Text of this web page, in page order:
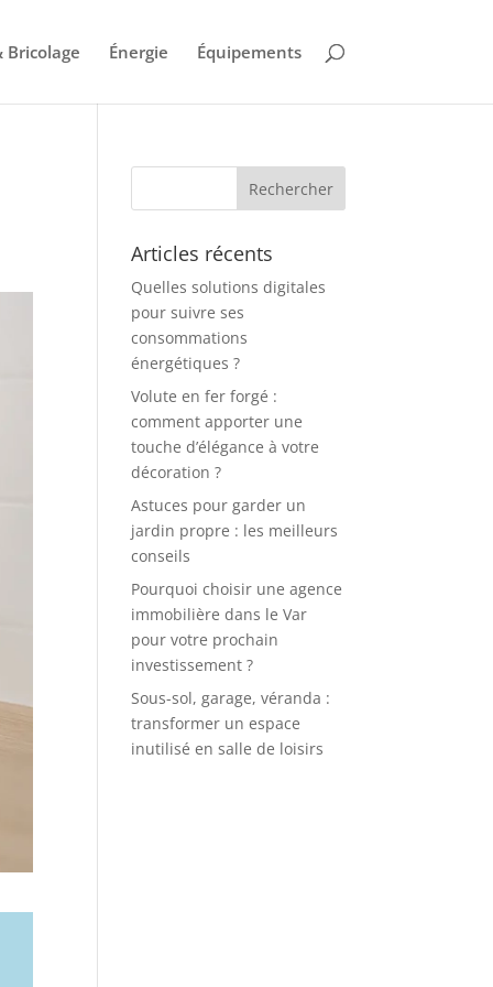
Bricolage Énergie Équipements
Articles récents
Quelles solutions digitales
pour suivre ses
consommations
énergétiques ?
Volute en fer forgé :
comment apporter une
touche d’élégance à votre
décoration ?
Astuces pour garder un
jardin propre : les meilleurs
conseils
Pourquoi choisir une agence
immobilière dans le Var
pour votre prochain
investissement ?
Sous-sol, garage, véranda :
transformer un espace
inutilisé en salle de loisirs